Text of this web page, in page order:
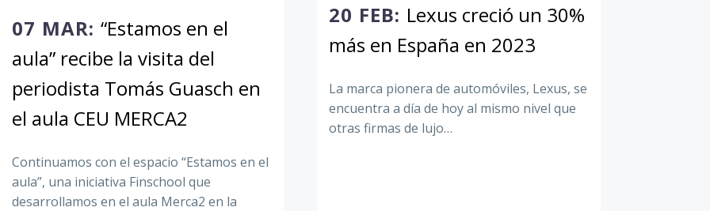
07 MAR: “Estamos en el
aula” recibe la visita del
periodista Tomás Guasch en
el aula CEU MERCA2
Continuamos con el espacio “Estamos en el
aula”, una iniciativa Finschool que
desarrollamos en el aula Merca2 en la
20 FEB: Lexus creció un 30%
más en España en 2023
La marca pionera de automóviles, Lexus, se
encuentra a día de hoy al mismo nivel que
otras firmas de lujo…